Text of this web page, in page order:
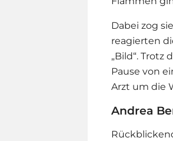
Dabei zog
reagierten
„Bild“. Trotz
Pause von
Arzt um die
Andrea